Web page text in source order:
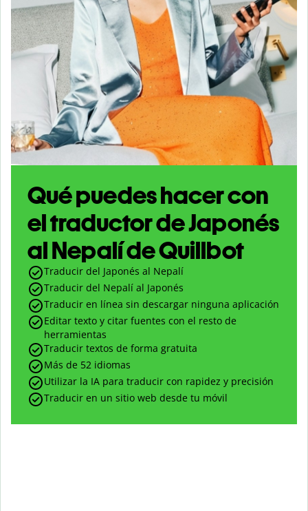
Qué puedes hacer con
el traductor de Japonés
al Nepalí de Quillbot
Traducir del Japonés al Nepalí
Traducir del Nepalí al Japonés
Traducir en línea sin descargar ninguna aplicación
Editar texto y citar fuentes con el resto de
herramientas
Traducir textos de forma gratuita
Más de 52 idiomas
Utilizar la IA para traducir con rapidez y precisión
Traducir en un sitio web desde tu móvil